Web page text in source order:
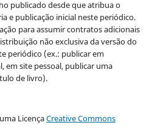
publicado desde que atribua o
e publicação inicial neste periódico.
para assumir contratos adicionais
não exclusiva da versão do
periódico (ex.: publicar em
em site pessoal, publicar uma
de livro).
LicençaCreative Commons